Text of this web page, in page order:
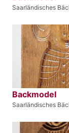
Saarländisches
Backmodel
Saarländisches